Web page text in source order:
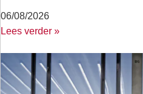
06/08/2026
Lees verder »